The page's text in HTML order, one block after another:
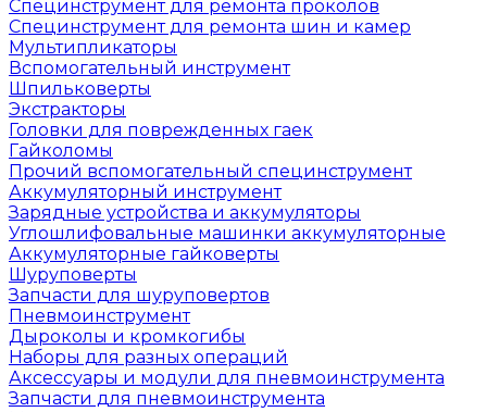
Специнструмент для ремонта проколов
Специнструмент для ремонта шин и камер
Мультипликаторы
Вспомогательный инструмент
Шпильковерты
Экстракторы
Головки для поврежденных гаек
Гайколомы
Прочий вспомогательный специнструмент
Аккумуляторный инструмент
Зарядные устройства и аккумуляторы
Углошлифовальные машинки аккумуляторные
Аккумуляторные гайковерты
Шуруповерты
Запчасти для шуруповертов
Пневмоинструмент
Дыроколы и кромкогибы
Наборы для разных операций
Аксессуары и модули для пневмоинструмента
Запчасти для пневмоинструмента